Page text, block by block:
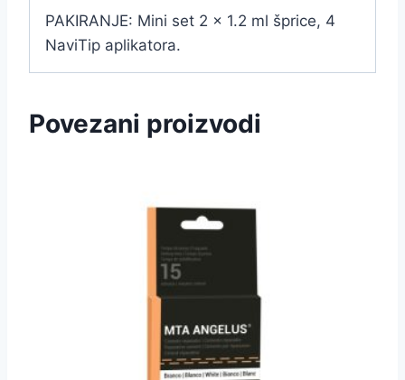
PAKIRANJE: Mini set 2 x 1.2 ml šprice, 4
NaviTip aplikatora.
Povezani proizvodi